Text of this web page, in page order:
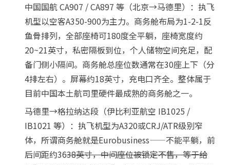
中国国航 CA907 / CA897 等（北京→马德里）：执飞
机型以空客A350-900为主力。商务舱布局为1-2-1反
鱼骨排列，全部座椅可180度全平躺，座椅宽度约
20~21英寸，私密隔板到位，个人储物空间充足，配
备门侧小隔间。商务舱总座位数通常在30座上下（分
4排左右）。屏幕约18英寸，充电口齐全。整体属于
目前中国本土航司里硬件最成熟的商务舱之一。
马德里→格拉纳达段（伊比利亚航空 IB1025 /
IB1021 等）：执飞机型为A320或CRJ/ATR级别窄
体，所谓商务舱就是Eurobusiness——不能平躺，前
后间距约3638英寸，中间座位被锁定不售，等于给